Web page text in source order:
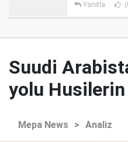
Yanıtla
Suudi
yolu Husilerin
Mepa News > Analiz